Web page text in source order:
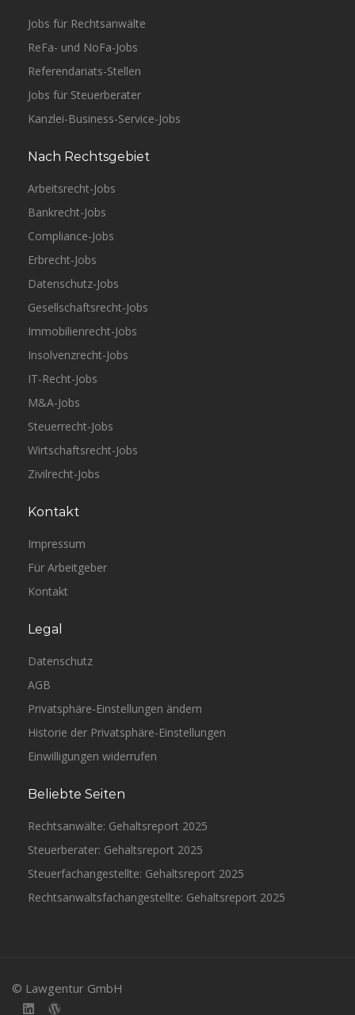
Jobs für Rechtsanwälte
ReFa- und NoFa-Jobs
Referendariats-Stellen
Jobs für Steuerberater
Kanzlei-Business-Service-Jobs
Nach Rechtsgebiet
Arbeitsrecht-Jobs
Bankrecht-Jobs
Compliance-Jobs
Erbrecht-Jobs
Datenschutz-Jobs
Gesellschaftsrecht-Jobs
Immobilienrecht-Jobs
Insolvenzrecht-Jobs
IT-Recht-Jobs
M&A-Jobs
Steuerrecht-Jobs
Wirtschaftsrecht-Jobs
Zivilrecht-Jobs
Kontakt
Impressum
Für Arbeitgeber
Kontakt
Legal
Datenschutz
AGB
Privatsphäre-Einstellungen ändern
Historie der Privatsphäre-Einstellungen
Einwilligungen widerrufen
Beliebte Seiten
Rechtsanwälte: Gehaltsreport 2025
Steuerberater: Gehaltsreport 2025
Steuerfachangestellte: Gehaltsreport 2025
Rechtsanwaltsfachangestellte: Gehaltsreport 2025
© Lawgentur GmbH